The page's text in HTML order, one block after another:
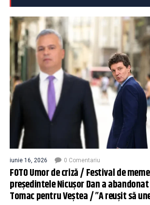
iunie 16, 2026 0 Comentariu
FOTO Umor de criză / Festival de
președintele Nicușor Dan a
Tomac pentru Veștea / ”A reușit să